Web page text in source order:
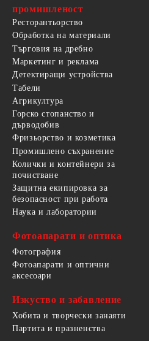
промишленост
Ресторантьорство
Обработка на материали
Търговия на дребно
Маркетинг и реклама
Детектиращи устройства
Табели
Агрикултура
Горско стопанство и
дърводобив
Фризьорство и козметика
Промишлено съхранение
Колички и контейнери за
почистване
Защитна екипировка за
безопасност при работа
Наука и лаборатории
Фотоапарати и оптика
Фотография
Фотоапарати и оптични
аксесоари
Изкуство и забавление
Хобита и творчески занаяти
Партита и празненства